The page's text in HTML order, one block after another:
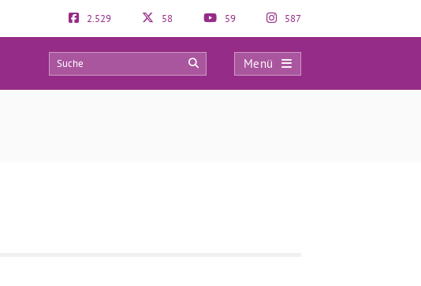
2.529 58 59 587
Menü
0 0